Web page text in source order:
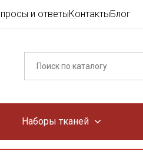
и ответыКонтактыБлог
Наборы тканей